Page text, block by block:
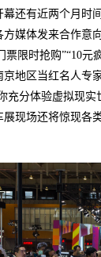
幕还有近两个月时
媒体发来合作意
票限时抢购”“10
京地区当红名人
充分体验虚拟现
现场还将惊现各